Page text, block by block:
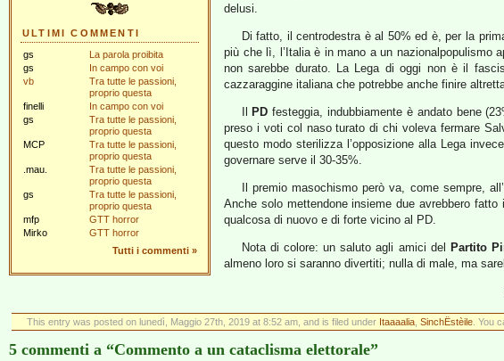
ULTIMI COMMENTI
gs
La parola proibita
gs
In campo con voi
vb
Tra tutte le passioni,
proprio questa
finelli
In campo con voi
gs
Tra tutte le passioni,
proprio questa
MCP
Tra tutte le passioni,
proprio questa
.mau.
Tra tutte le passioni,
proprio questa
gs
Tra tutte le passioni,
proprio questa
mfp
GTT horror
Mirko
GTT horror
Tutti i commenti »
delusi.
Di fatto, il centrodestra è al 50% ed è, per la
più che lì, l’Italia è in mano a un nazionalpopulismo
non sarebbe durato. La Lega di oggi non è il
cazzaraggine italiana che potrebbe anche finire
PD festeggia, indubbiamente è andato bene
preso i voti col naso turato di chi voleva fermare
questo modo sterilizza l’opposizione alla Lega
governare serve il 30-35%.
Il premio masochismo però va, come sempre,
Anche solo mettendone insieme due avrebbero
qualcosa di nuovo e di forte vicino al PD.
Nota di colore: un saluto agli amici del Partito
almeno loro si saranno divertiti; nulla di male, ma
This entry was posted on lunedì, Maggio 27th, 2019 at 8:52 am, and is filed under Itaaaalia, SinchËstèile. You
5 commenti a “Commento a un cataclisma elettorale”